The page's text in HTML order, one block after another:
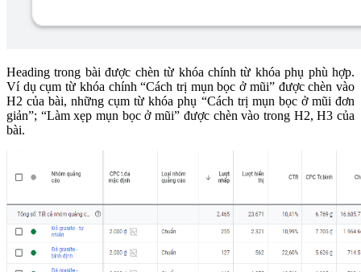
Heading trong bài được chèn từ khóa chính từ khóa phụ phù hợp.
Ví dụ cụm từ khóa chính “Cách trị mụn bọc ở mũi” được chèn vào
H2 của bài, những cụm từ khóa phụ “Cách trị mụn bọc ở mũi đơn
giản”; “Làm xẹp mụn bọc ở mũi” được chèn vào trong H2, H3 của
bài.